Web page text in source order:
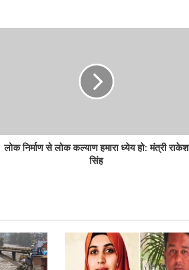
लोक निर्माण से लोक कल्याण हमारा ध्येय हो: मंत्री राकेश
सिंह